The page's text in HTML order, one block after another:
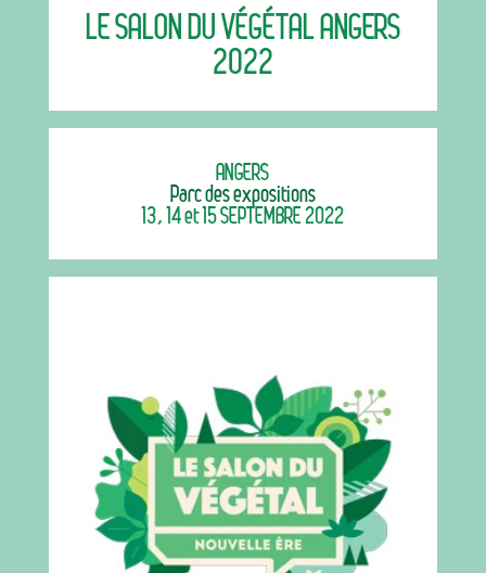
→ Noms / Références
Modélisation 2D/3D
LE SALON DU VÉGÉTAL ANGERS
2022
ANGERS
Parc des expositions
13, 14 et 15 SEPTEMBRE 2022